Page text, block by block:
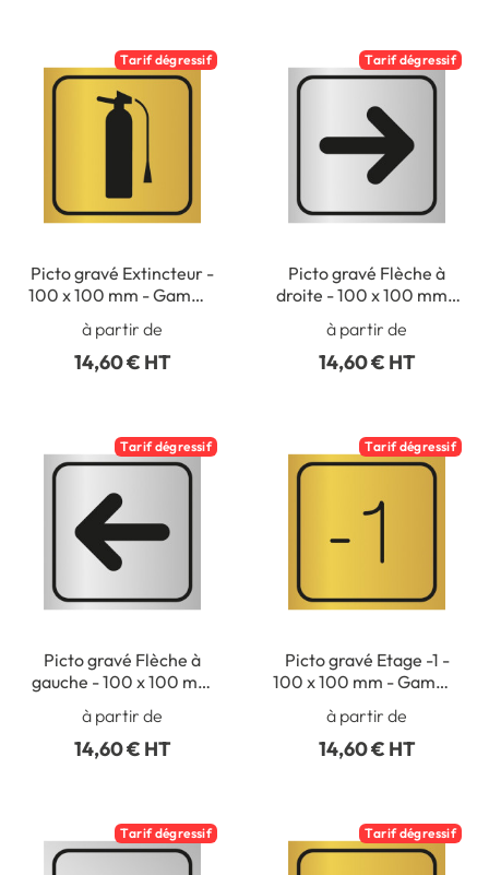
Tarif dégressif
Picto gravé Extincteur -
100 x 100 mm - Gamme
à partir de
14,60 € HT
Tarif dégressif
Picto gravé Flèche à
droite - 100 x 100 mm -
Gamme Métal
à partir de
14,60 € HT
Tarif dégressif
Picto gravé Flèche à
gauche - 100 x 100 mm
à partir de
14,60 € HT
Tarif dégressif
Picto gravé Etage -1 -
100 x 100 mm - Gamme
à partir de
14,60 € HT
Tarif dégressif Tarif dégressif